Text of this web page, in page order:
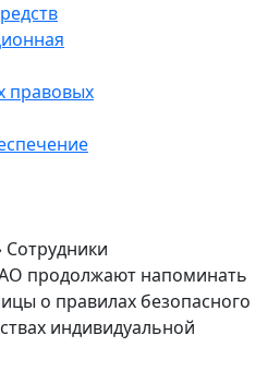
правовых
Сотрудники
продолжают напоминать
о правилах безопасного
индивидуальной